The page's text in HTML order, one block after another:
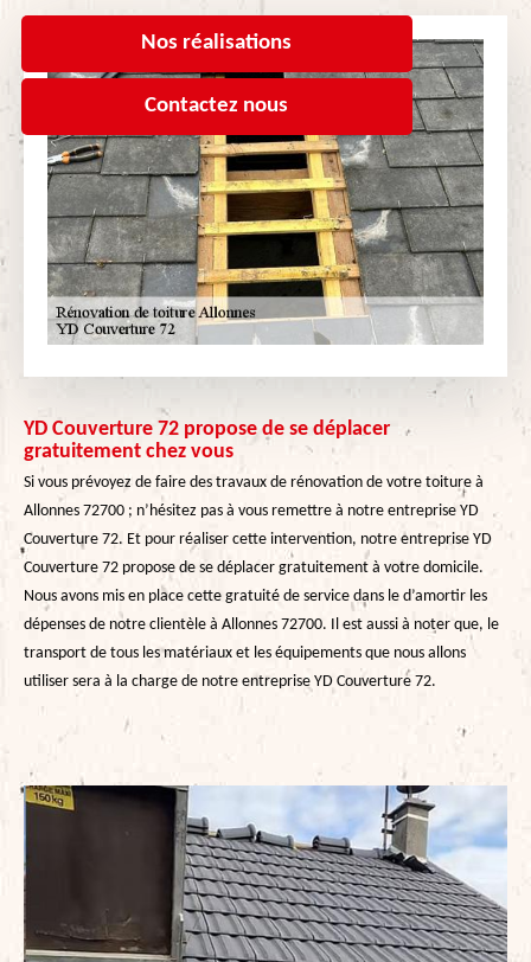
Nos réalisations
Contactez nous
YD Couverture 72 propose de se déplacer
gratuitement chez vous
Si vous prévoyez de faire des travaux de rénovation de votre toiture à
Allonnes 72700 ; n’hésitez pas à vous remettre à notre entreprise YD
Couverture 72. Et pour réaliser cette intervention, notre entreprise YD
Couverture 72 propose de se déplacer gratuitement à votre domicile.
Nous avons mis en place cette gratuité de service dans le d’amortir les
dépenses de notre clientèle à Allonnes 72700. Il est aussi à noter que, le
transport de tous les matériaux et les équipements que nous allons
utiliser sera à la charge de notre entreprise YD Couverture 72.